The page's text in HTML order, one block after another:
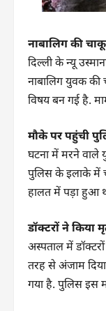
नाबालिग की
दिल्ली के न्यू
नाबालिग युवक
विषय बन गई है.
मौके पर पहुंची
घटना में मरने वाले
पुलिस के इलाके में
हालत में पड़ा हुआ
डॉक्टरों ने किया
अस्पताल में
तरह से अंजाम
गया है. पुलिस इस